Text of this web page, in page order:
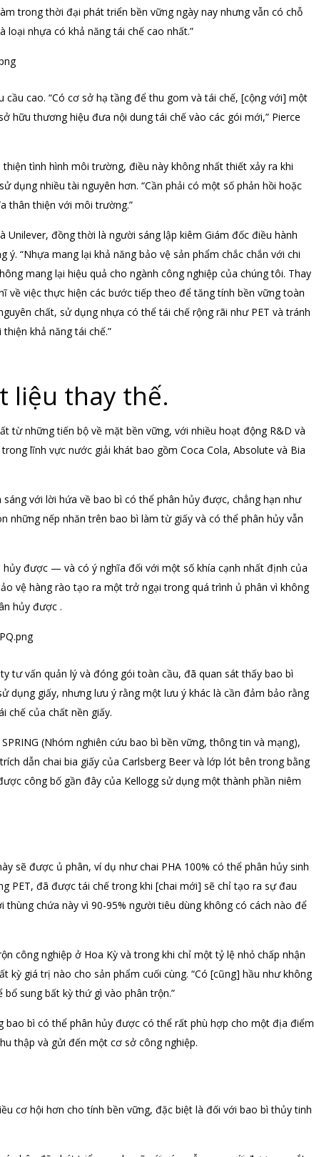
trong thời đại phát triển bền vững ngày nay nhưng vẫn có chỗ
loại nhựa có khả năng tái chế cao nhất.”
cao. “Có cơ sở hạ tầng để thu gom và tái chế, [cộng với] một
hữu thương hiệu đưa nội dung tái chế vào các gói mới,” Pierce
tình hình môi trường, điều này không nhất thiết xảy ra khi
nhiều tài nguyên hơn. “Cần phải có một số phản hồi hoặc
thân thiện với môi trường.”
Unilever, đồng thời là người sáng lập kiêm Giám đốc điều hành
“Nhựa mang lại khả năng bảo vệ sản phẩm chắc chắn với chi
mang lại hiệu quả cho ngành công nghiệp của chúng tôi. Thay
về việc thực hiện các bước tiếp theo để tăng tính bền vững toàn
chất, sử dụng nhựa có thể tái chế rộng rãi như PET và tránh
khả năng tái chế.”
liệu thay thế.
từ ​​những tiến bộ về mặt bền vững, với nhiều hoạt động R&D và
lĩnh vực nước giải khát bao gồm Coca Cola, Absolute và Bia
với lời hứa về bao bì có thể phân hủy được, chẳng hạn như
những nếp nhăn trên bao bì làm từ giấy và có thể phân hủy vẫn
được — và có ý nghĩa đối với một số khía cạnh nhất định của
vệ hàng rào tạo ra một trở ngại trong quá trình ủ phân vì không
hủy được .
tư vấn quản lý và đóng gói toàn cầu, đã quan sát thấy bao bì
dụng giấy, nhưng lưu ý rằng một lưu ý khác là cần đảm bảo rằng
chế của chất nền giấy.
(Nhóm nghiên cứu bao bì bền vững, thông tin và mạng),
dẫn chai bia giấy của Carlsberg Beer và lớp lót bên trong bằng
công bố gần đây của Kellogg sử dụng một thành phần niêm
sẽ được ủ phân, ví dụ như chai PHA 100% có thể phân hủy sinh
PET, đã được tái chế trong khi [chai mới] sẽ chỉ tạo ra sự đau
chứa này vì 90-95% người tiêu dùng không có cách nào để
công nghiệp ở Hoa Kỳ và trong khi chỉ một tỷ lệ nhỏ chấp nhận
giá trị nào cho sản phẩm cuối cùng. “Có [cũng] hầu như không
sung bất kỳ thứ gì vào phân trộn.”
bao bì có thể phân hủy được có thể rất phù hợp cho một địa điểm
thập và gửi đến một cơ sở công nghiệp.
cơ hội hơn cho tính bền vững, đặc biệt là đối với bao bì thủy tinh